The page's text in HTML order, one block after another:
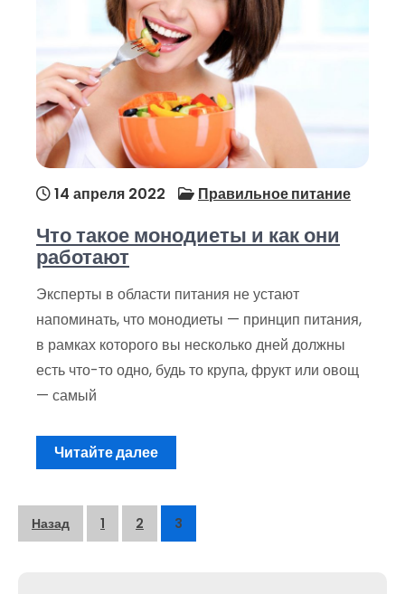
14 апреля 2022 Правильное питание
Что такое монодиеты и как они
работают
Эксперты в области питания не устают
напоминать, что монодиеты — принцип питания,
в рамках которого вы несколько дней должны
есть что-то одно, будь то крупа, фрукт или овощ
— самый
Читайте далее
Пагинация
Назад 1 2 3